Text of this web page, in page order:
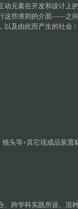
动元素在开发和设计上
些准则的介面——之
，以及由此而产生的
头等+其它现成品装置
跨学科实践所设。混